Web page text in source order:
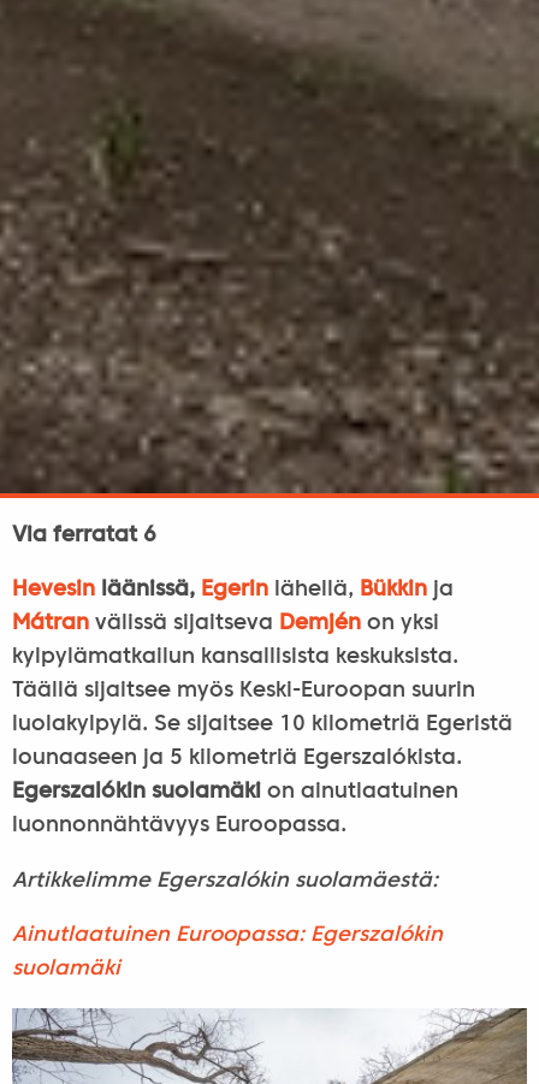
Via ferratat 6
Hevesinläänissä, Egerin lähellä, Bükkin ja
Mátran välissä sijaitseva Demjén on yksi
kylpylämatkailun kansallisista keskuksista.
Täällä sijaitsee myös Keski-Euroopan suurin
luolakylpylä. Se sijaitsee 10 kilometriä Egeristä
lounaaseen ja 5 kilometriä Egerszalókista.
Egerszalókin suolamäki on ainutlaatuinen
luonnonnähtävyys Euroopassa.
Artikkelimme Egerszalókin suolamäestä:
Ainutlaatuinen Euroopassa: Egerszalókin
suolamäki